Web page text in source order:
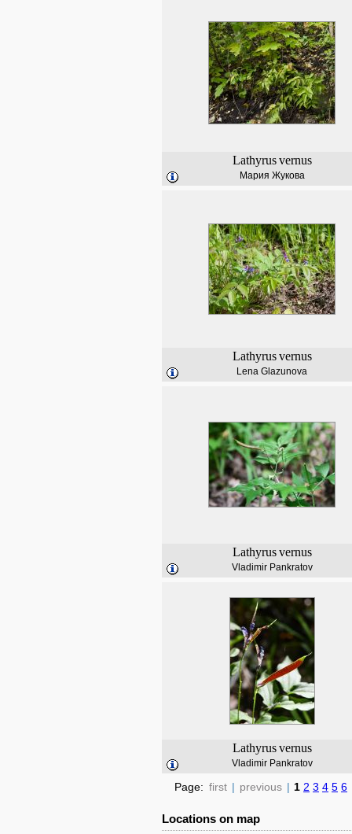
Lathyrus vernus
Мария Жукова
Lathyrus vernus
Lena Glazunova
Lathyrus vernus
Vladimir Pankratov
Lathyrus vernus
Vladimir Pankratov
Page: first | previous | 1 2 3 4 5 6
Locations on map